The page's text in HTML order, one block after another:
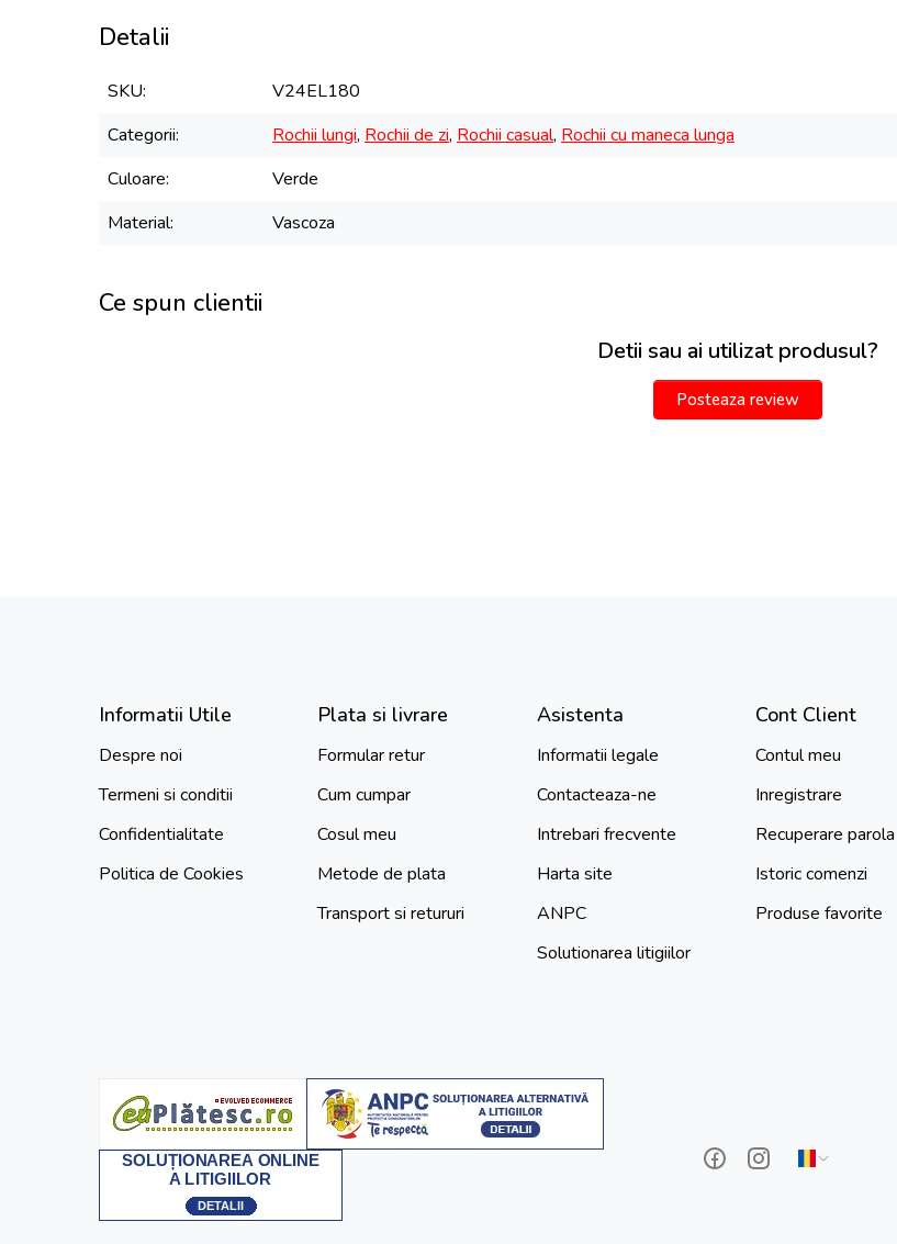
Detalii
SKU
V24EL180
Categorii
Rochii lungi, Rochii de zi, Rochii casual, Rochii cu maneca lunga
Culoare
Verde
Material
Vascoza
Ce spun clientii
Detii sau ai utilizat produsul?
Posteaza review
Informatii Utile
Despre noi
Termeni si conditii
Confidentialitate
Politica de Cookies
Plata si livrare
Formular retur
Cum cumpar
Cosul meu
Metode de plata
Transport si retururi
Asistenta
Informatii legale
Contacteaza-ne
Intrebari frecvente
Harta site
ANPC
Solutionarea litigiilor
Cont Client
Contul meu
Inregistrare
Recuperare parola
Istoric comenzi
Produse favorite